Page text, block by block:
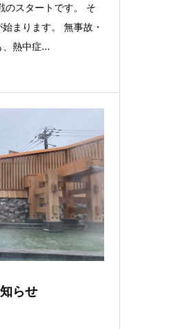
のスタートです。 そ
まります。 無事故・
熱中症...
らせ